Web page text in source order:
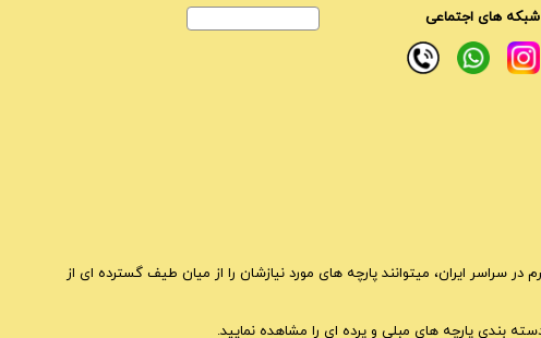
شبکه های اجتماعی
سراسر ایران، میتوانند پارچه های مورد نیازشان را از میان طیف گسترده ای از
بندی پارچه های مبلی و پرده ای را مشاهده نمایید.